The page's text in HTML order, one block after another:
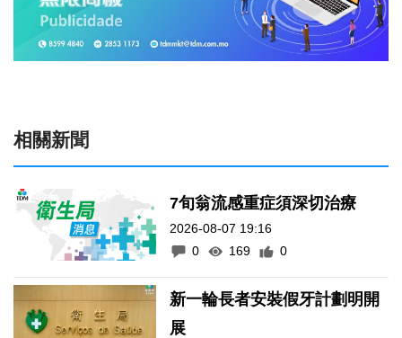
相關新聞
7旬翁流感重症須深切治療
2026-08-07 19:16
0
169 0
新一輪長者安裝假牙計劃明開
展